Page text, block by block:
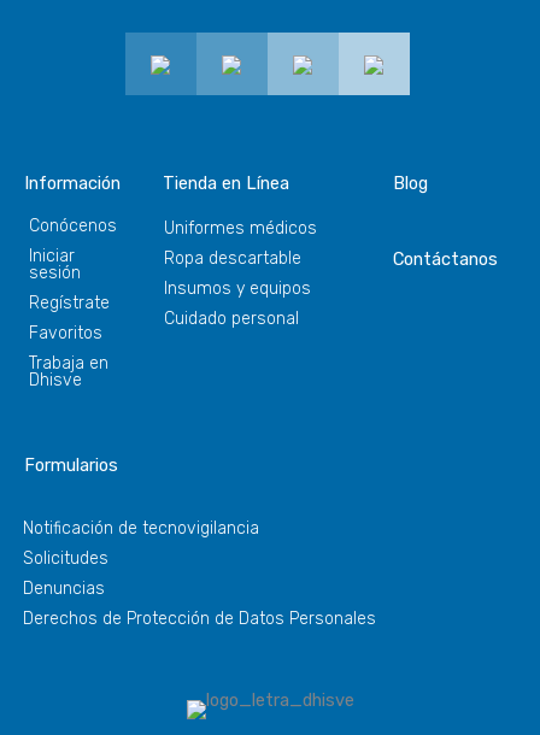
Información
Conócenos
Iniciar
sesión
Regístrate
Favoritos
Trabaja en
Dhisve
Tienda en Línea
Uniformes médicos
Ropa descartable
Insumos y equipos
Cuidado personal
Blog
Contáctanos
Formularios
Notificación de tecnovigilancia
Solicitudes
Denuncias
Derechos de Protección de Datos Personales